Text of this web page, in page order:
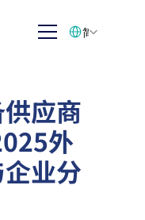
应商
外
业分
简体中文